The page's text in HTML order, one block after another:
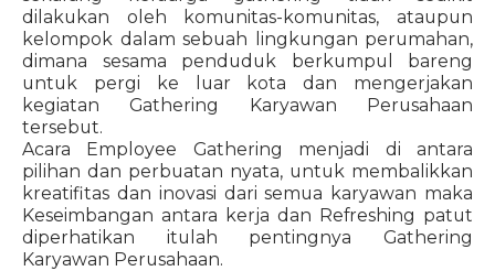
dilakukan oleh komunitas-komunitas, ataupun
kelompok dalam sebuah lingkungan perumahan,
dimana sesama penduduk berkumpul bareng
untuk pergi ke luar kota dan mengerjakan
kegiatan Gathering Karyawan Perusahaan
tersebut.
Acara Employee Gathering menjadi di antara
pilihan dan perbuatan nyata, untuk membalikkan
kreatifitas dan inovasi dari semua karyawan maka
Keseimbangan antara kerja dan Refreshing patut
diperhatikan itulah pentingnya Gathering
Karyawan Perusahaan.